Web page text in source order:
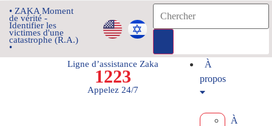
• ZAKA Moment
de vérité -
Identifier les
victimes d'une
catastrophe (R.A.)
•
Ligne d’assistance Zaka
1223
Appelez 24/7
À
propos
À